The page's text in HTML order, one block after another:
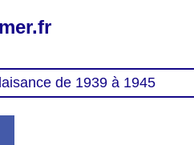
de 1939 à 1945